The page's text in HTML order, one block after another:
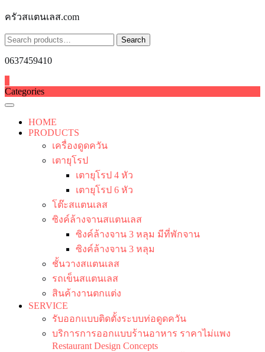
Skip
content
ครัวสแตนเลส.com
Search
for:
Search
0637459410
Categories
HOME
PRODUCTS
เครื่องดูดควัน
เตายุโรป
เตายุโรป 4 หัว
เตายุโรป 6 หัว
โต๊ะสแตนเลส
ซิงค์ล้างจานสแตนเลส
ซิงค์ล้างจาน 3 หลุม มีที่พักจาน
ซิงค์ล้างจาน 3 หลุม
ชั้นวางสแตนเลส
รถเข็นสแตนเลส
สินค้างานตกแต่ง
SERVICE
รับออกแบบติดตั้งระบบท่อดูดควัน
บริการการออกแบบร้านอาหาร ราคาไม่แพง
Restaurant Design Concepts